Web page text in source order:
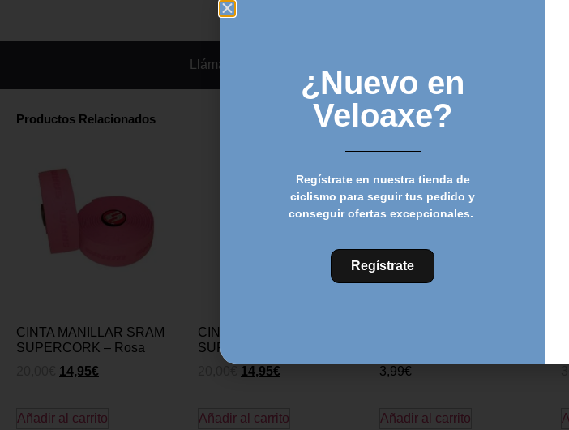
Llámanos
Productos Relacionados
CINTA MANILLAR SRAM
SUPERCORK – Rosa
14,95€
Añadir al carrito
CINTA MANILLAR SRAM
SUPERCORK – AMARILLO
14,95€
Añadir al carrito
3,99€
Añadir al carrito
¿Nuevo en
Veloaxe?
Regístrate en nuestra tienda de
ciclismo para seguir tus pedido y
conseguir ofertas excepcionales.
Regístrate